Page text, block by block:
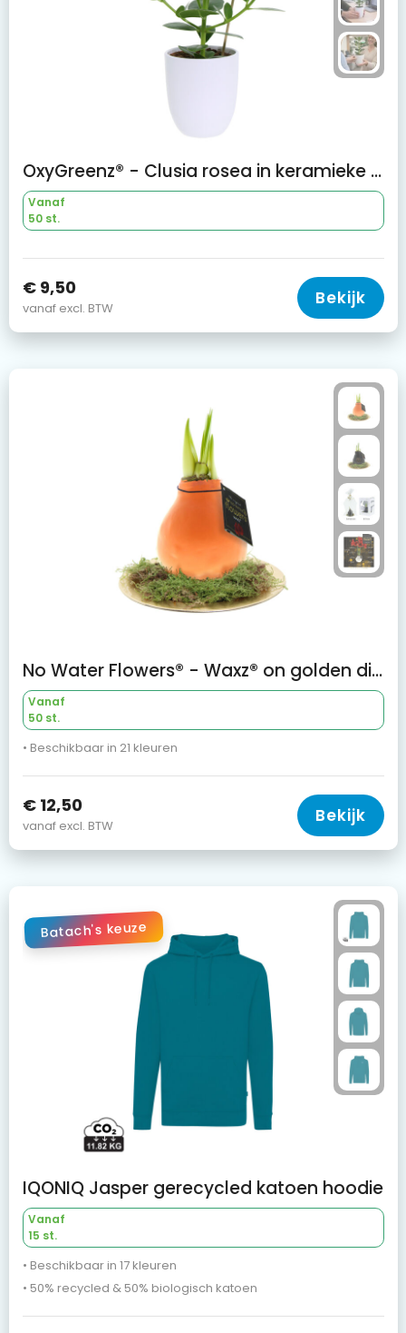
OxyGreenz® - Clusia rosea in keramieke pot
Vanaf
50 st.
€ 9,50
vanaf excl. BTW Bekijk
No Water Flowers® - Waxz® on golden dish
Vanaf
50 st.
• Beschikbaar in 21 kleuren
€ 12,50
vanaf excl. BTW Bekijk
Batach's keuze
IQONIQ Jasper gerecycled katoen hoodie
Vanaf
15 st.
• Beschikbaar in 17 kleuren
• 50% recycled & 50% biologisch katoen